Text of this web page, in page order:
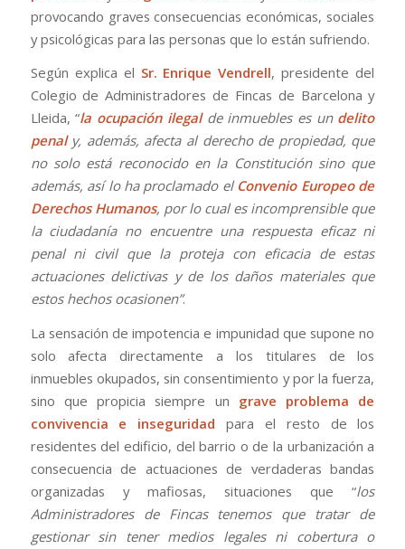
provocando graves consecuencias económicas, sociales
y psicológicas para las personas que lo están sufriendo.
Según explica el Sr. Enrique Vendrell, presidente del
Colegio de Administradores de Fincas de Barcelona y
Lleida, “la ocupación ilegalde inmuebles es un delito
penaly, además, afecta al derecho de propiedad, que
no solo está reconocido en la Constitución sino que
además, así lo ha proclamado el Convenio Europeo de
Derechos Humanos, por lo cual es incomprensible que
la ciudadanía no encuentre una respuesta eficaz ni
penal ni civil que la proteja con eficacia de estas
actuaciones delictivas y de los daños materiales que
estos hechos ocasionen”.
La sensación de impotencia e impunidad que supone no
solo afecta directamente a los titulares de los
inmuebles okupados, sin consentimiento y por la fuerza,
sino que propicia siempre un grave problema de
convivencia e inseguridad para el resto de los
residentes del edificio, del barrio o de la urbanización a
consecuencia de actuaciones de verdaderas bandas
organizadas y mafiosas, situaciones que “los
Administradores de Fincas tenemos que tratar de
gestionar sin tener medios legales ni cobertura o